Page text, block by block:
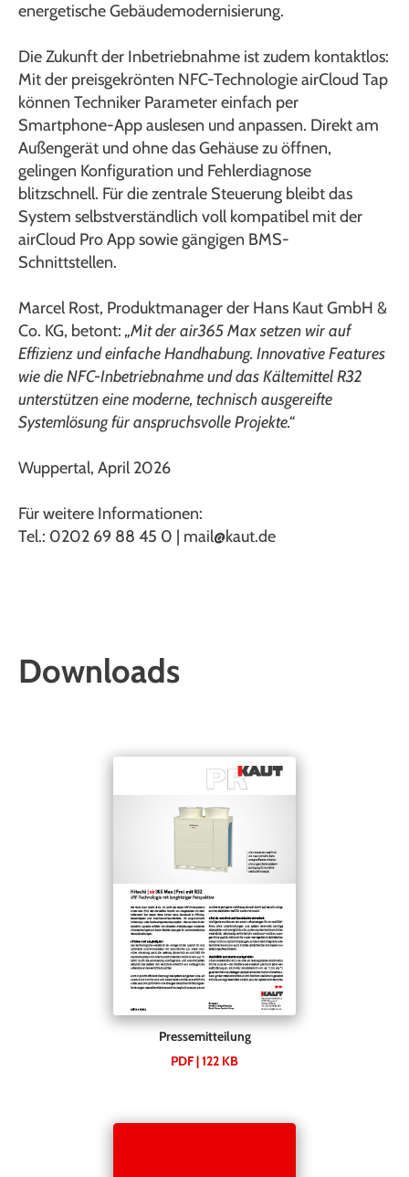
Downloads
Pressemitteilung
PDF | 122 KB
energetische Gebäudemodernisierung.
Die Zukunft der Inbetriebnahme ist zudem kontaktlos:
Mit der preisgekrönten NFC-Technologie airCloud Tap
können Techniker Parameter einfach per
Smartphone-App auslesen und anpassen. Direkt am
Außengerät und ohne das Gehäuse zu öffnen,
gelingen Konfiguration und Fehlerdiagnose
blitzschnell. Für die zentrale Steuerung bleibt das
System selbstverständlich voll kompatibel mit der
airCloud Pro App sowie gängigen BMS-
Schnittstellen.
Marcel Rost, Produktmanager der Hans Kaut GmbH &
Co. KG, betont: „Mit der air365 Max setzen wir auf
Effizienz und einfache Handhabung. Innovative Features
wie die NFC-Inbetriebnahme und das Kältemittel R32
unterstützen eine moderne, technisch ausgereifte
Systemlösung für anspruchsvolle Projekte.“
Wuppertal, April 2026
Für weitere Informationen:
Tel.: 0202 69 88 45 0 | mail@kaut.de